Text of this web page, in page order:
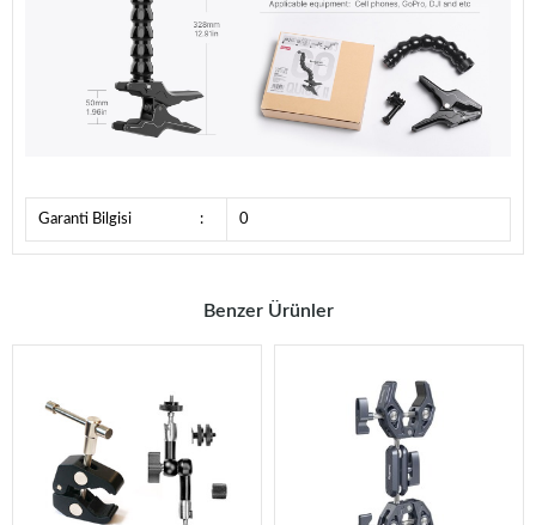
Garanti Bilgisi : 0
Benzer Ürünler